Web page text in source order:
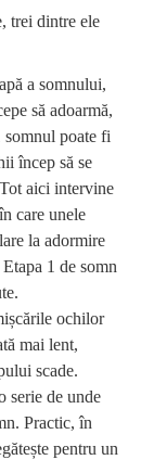
trei dintre ele
a somnului,
să adoarmă,
somnul poate fi
încep să se
aici intervine
care unele
la adormire
1 de somn
ochilor
mai lent,
scade.
serie de unde
Practic, în
pentru un